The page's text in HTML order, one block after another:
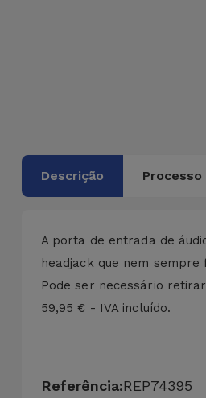
iPad e
Kids
Ver
tudo
Descrição Processo
A porta de entrada de
headjack que nem
Pode ser necessário
59,95 € - IVA incluído.
Referência:REP74395